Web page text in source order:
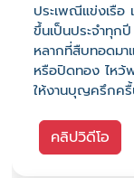
ประเพณีแข่งเรือ
ขึ้นเป็นประจำทุกปี
หลากที่สืบทอดม
หรือปิดทอง ไหว้
ให้งานบุญครึกค
คลิปวิดีโอ